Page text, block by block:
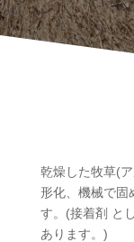
乾燥した牧草(
形化、機械で固
す。(接着剤 と
あります。)